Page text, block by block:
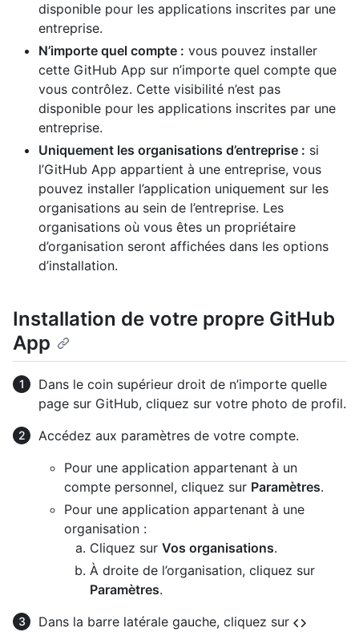
disponible pour les applications inscrites par une
entreprise.
N’importe quel compte : vous pouvez installer
cette GitHub App sur n’importe quel compte que
vous contrôlez. Cette visibilité n’est pas
disponible pour les applications inscrites par une
entreprise.
Uniquement les organisations d’entreprise : si
l’GitHub App appartient à une entreprise, vous
pouvez installer l’application uniquement sur les
organisations au sein de l’entreprise. Les
organisations où vous êtes un propriétaire
d’organisation seront affichées dans les options
d’installation.
Installation de votre propre GitHub
App
Dans le coin supérieur droit de n’importe quelle
page sur GitHub, cliquez sur votre photo de profil.
Accédez aux paramètres de votre compte.
Pour une application appartenant à un
compte personnel, cliquez sur Paramètres.
Pour une application appartenant à une
organisation :
Cliquez sur Vos organisations.
À droite de l’organisation, cliquez sur
Paramètres.
Dans la barre latérale gauche, cliquez sur